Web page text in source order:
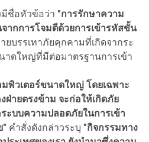
ชื่อหัวข้อว่า "การรักษาความ
ากการโจมตีด้วยการเข้ารหัสขั้น
ยบรรเทาภัยคุกคามที่เกิดจากระ
ดใหญ่ที่มีต่อมาตรฐานการเข้า
พิวเตอร์ขนาดใหญ่ โดยเฉพาะ
ฝ่ายตรงข้าม จะก่อให้เกิดภัย
บบความปลอดภัยในการเข้า
" คำสั่งดังกล่าวระบุ "กิจกรรมทาง